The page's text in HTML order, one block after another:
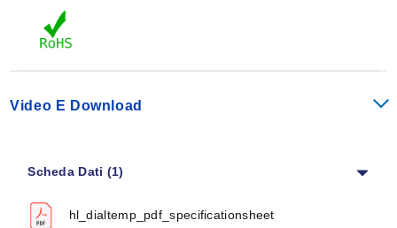
Video E Download
Scheda Dati (1)
hl_dialtemp_pdf_specificationsheet